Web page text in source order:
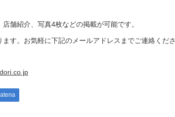
舗紹介、写真4枚などの掲載が可能です。
す。お気軽に下記のメールアドレスまでご連絡くださ